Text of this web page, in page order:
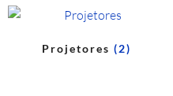
Projetores (2)